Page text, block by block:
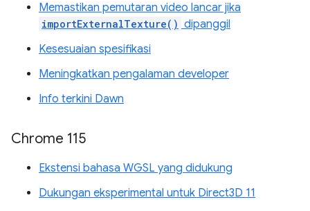
Memastikan pemutaran video lancar jika
importExternalTexture() dipanggil
Kesesuaian spesifikasi
Meningkatkan pengalaman developer
Info terkini Dawn
Chrome 115
Ekstensi bahasa WGSL yang didukung
Dukungan eksperimental untuk Direct3D 11